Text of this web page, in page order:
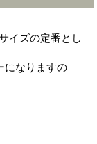
イズの定番とし
になりますの